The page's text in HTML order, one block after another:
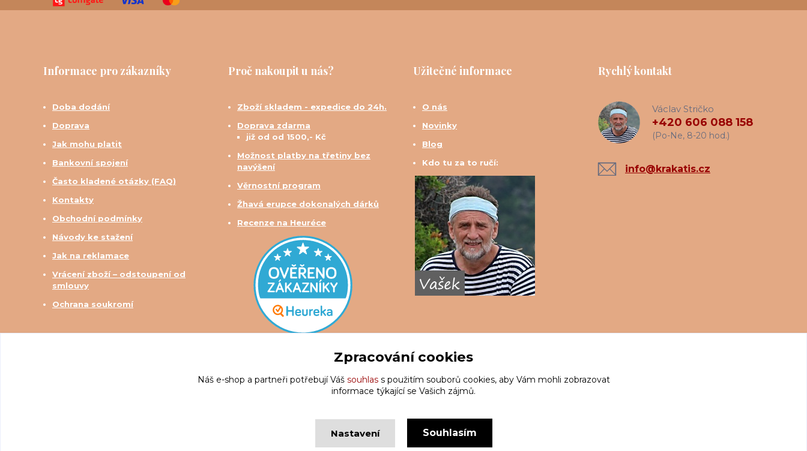
Informace pro zákazníky
Doba dodání
Doprava
Jak mohu platit
Bankovní spojení
Často kladené otázky (FAQ)
Kontakty
Obchodní podmínky
Návody ke stažení
Jak na reklamace
Vrácení zboží – odstoupení od
smlouvy
Ochrana soukromí
Proč nakoupit u nás?
Zboží skladem - expedice do 24h.
Doprava zdarma
již od od 1500,- Kč
Možnost platby na třetiny bez
navýšení
Věrnostní program
Žhavá erupce dokonalých dárků
Recenze na Heuréce
Užitečné informace
O nás
Novinky
Blog
Kdo tu za to ručí:
Rychlý kontakt
Václav Stričko
+420 606 088 158
(Po-Ne, 8-20 hod.)
info@krakatis.cz
Zpracování cookies
Náš e-shop a partneři potřebují Váš souhlass použitím souborů cookies, aby Vám mohli zobrazovat
informace týkající se Vašich zájmů.
Nastavení Souhlasím